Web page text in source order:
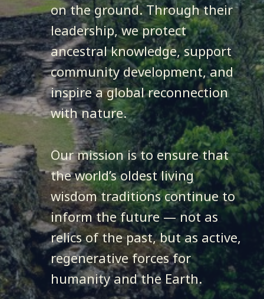
on the ground. Through their
leadership, we protect
ancestral knowledge, support
community development, and
inspire a global reconnection
with nature.
Our mission is to ensure that
the world’s oldest living
wisdom traditions continue to
inform the future — not as
relics of the past, but as active,
regenerative forces for
humanity and the Earth.